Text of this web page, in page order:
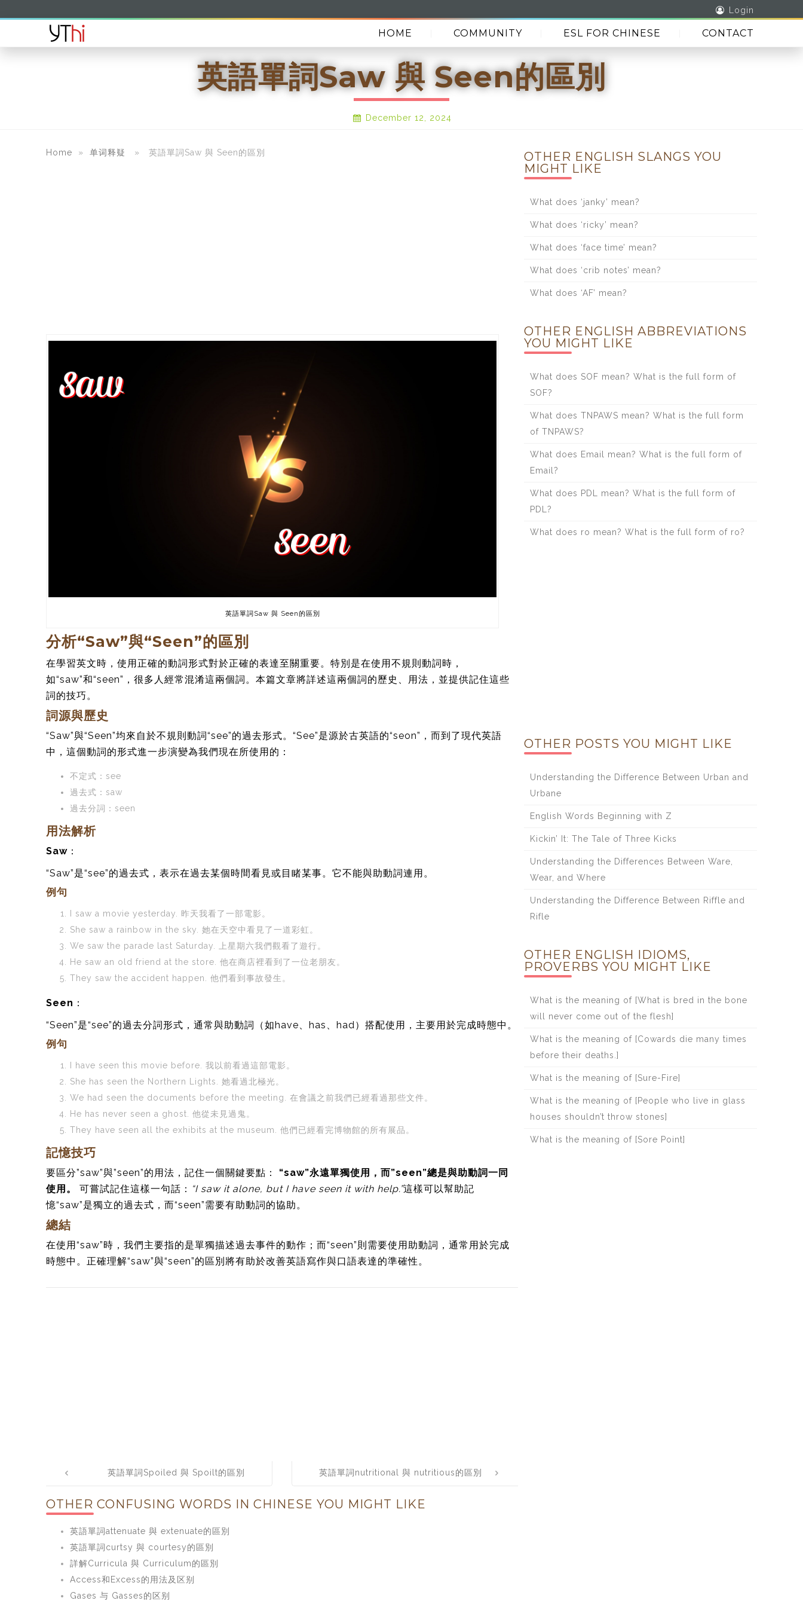
Login
HOME COMMUNITY ESL FOR CHINESE CONTACT
英語單詞Saw 與 Seen的區別
December 12, 2024
Home » 单词释疑 » 英語單詞Saw 與 Seen的區別
英語單詞Saw 與 Seen的區別
分析“Saw”與“Seen”的區別
在學習英文時，使用正確的動詞形式對於正確的表達至關重要。特別是在使用不規則動詞時，
如“saw”和“seen”，很多人經常混淆這兩個詞。本篇文章將詳述這兩個詞的歷史、用法，並提供記住這些
詞的技巧。
詞源與歷史
“Saw”與“Seen”均來自於不規則動詞“see”的過去形式。“See”是源於古英語的“seon”，而到了現代英語
中，這個動詞的形式進一步演變為我們現在所使用的：
不定式：see
過去式：saw
過去分詞：seen
用法解析
Saw ：
“Saw”是“see”的過去式，表示在過去某個時間看見或目睹某事。它不能與助動詞連用。
例句
I saw a movie yesterday. 昨天我看了一部電影。
She saw a rainbow in the sky. 她在天空中看見了一道彩虹。
We saw the parade last Saturday. 上星期六我們觀看了遊行。
He saw an old friend at the store. 他在商店裡看到了一位老朋友。
They saw the accident happen. 他們看到事故發生。
Seen ：
“Seen”是“see”的過去分詞形式，通常與助動詞（如have、has、had）搭配使用，主要用於完成時態中。
例句
I have seen this movie before. 我以前看過這部電影。
She has seen the Northern Lights. 她看過北極光。
We had seen the documents before the meeting. 在會議之前我們已經看過那些文件。
He has never seen a ghost. 他從未見過鬼。
They have seen all the exhibits at the museum. 他們已經看完博物館的所有展品。
記憶技巧
要區分”saw”與”seen”的用法，記住一個關鍵要點： “saw”永遠單獨使用，而”seen”總是與助動詞一同
使用。
可嘗試記住這樣一句話： “I saw it alone, but I have seen it with help.”這樣可以幫助記
憶“saw”是獨立的過去式，而“seen”需要有助動詞的協助。
總結
在使用“saw”時，我們主要指的是單獨描述過去事件的動作；而“seen”則需要使用助動詞，通常用於完成
時態中。正確理解“saw”與“seen”的區別將有助於改善英語寫作與口語表達的準確性。
navigation英語單詞Spoiled 與 Spoilt的區別 英語單詞nutritional 與 nutritious的區別
OTHER CONFUSING WORDS IN CHINESE YOU MIGHT LIKE
英語單詞attenuate 與 extenuate的區別
英語單詞curtsy 與 courtesy的區別
詳解Curricula 與 Curriculum的區別
Access和Excess的用法及区别
Gases 与 Gasses的区别
OTHER ENGLISH SLANGS YOU
MIGHT LIKE
What does ‘janky’ mean?
What does ‘ricky’ mean?
What does ‘face time’ mean?
What does ‘crib notes’ mean?
What does ‘AF’ mean?
OTHER ENGLISH ABBREVIATIONS
YOU MIGHT LIKE
What does SOF mean? What is the full form of
SOF?
What does TNPAWS mean? What is the full form
of TNPAWS?
What does Email mean? What is the full form of
Email?
What does PDL mean? What is the full form of
PDL?
What does ro mean? What is the full form of ro?
OTHER POSTS YOU MIGHT LIKE
Understanding the Difference Between Urban and
Urbane
English Words Beginning with Z
Kickin’ It: The Tale of Three Kicks
Understanding the Differences Between Ware,
Wear, and Where
Understanding the Difference Between Riffle and
Rifle
OTHER ENGLISH IDIOMS,
PROVERBS YOU MIGHT LIKE
What is the meaning of [What is bred in the bone
will never come out of the flesh]
What is the meaning of [Cowards die many times
before their deaths.]
What is the meaning of [Sure-Fire]
What is the meaning of [People who live in glass
houses shouldn’t throw stones]
What is the meaning of [Sore Point]